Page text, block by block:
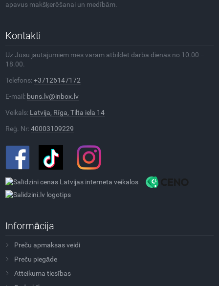
apavus makšķerēšanai un medībām.
Kontakti
Uz Jūsu jautājumiem mēs varam atbildēt darba dienās no 10.00 –
18.00.
Telefons:+37126147172
E-mail: buns.lv@inbox.lv
Veikals: Latvija, Rīga, Tilta iela 14
Reģ. Nr:40003109229
Informācija
Preču apmaksas veidi
Preču piegāde
Atteikuma tiesības